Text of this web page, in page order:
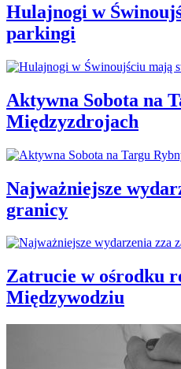
Hulajnogi w
parkingi
Aktywna Sobota na
Międzyzdrojach
Najważniejsze
granicy
Zatrucie w ośrodku
Międzywodziu